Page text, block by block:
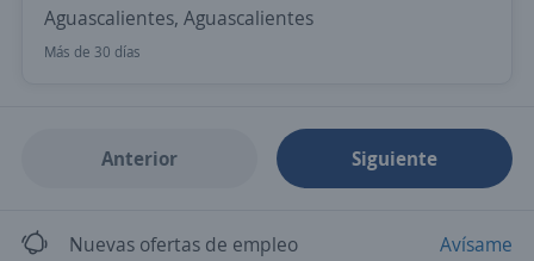
Aguascalientes, Aguascalientes
Más de 30 días
Anterior Siguiente
Nuevas ofertas de empleo Avísame